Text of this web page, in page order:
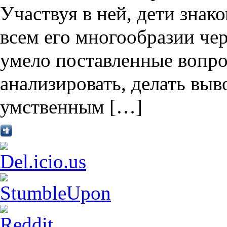
Участвуя в ней, дети
всем его многообразии
умело поставленные
анализировать, делать
умственным […]